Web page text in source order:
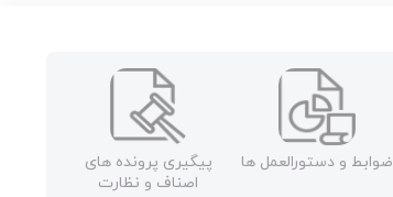
ضوابط و دستورالعمل ها
پیگیری پرونده های
اصناف و نظارت